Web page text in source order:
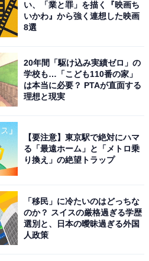
い、「業と罪」を描く『映画ち
いかわ』から強く連想した映画
8選
20年間「駆け込み実績ゼロ」の
学校も…「こども110番の家」
は本当に必要？ PTAが直面する
理想と現実
【要注意】東京駅で絶対にハマ
る「最遠ホーム」と「メトロ乗
り換え」の絶望トラップ
「移民」に冷たいのはどっちな
のか？ スイスの厳格過ぎる学歴
選別と、日本の曖昧過ぎる外国
人政策